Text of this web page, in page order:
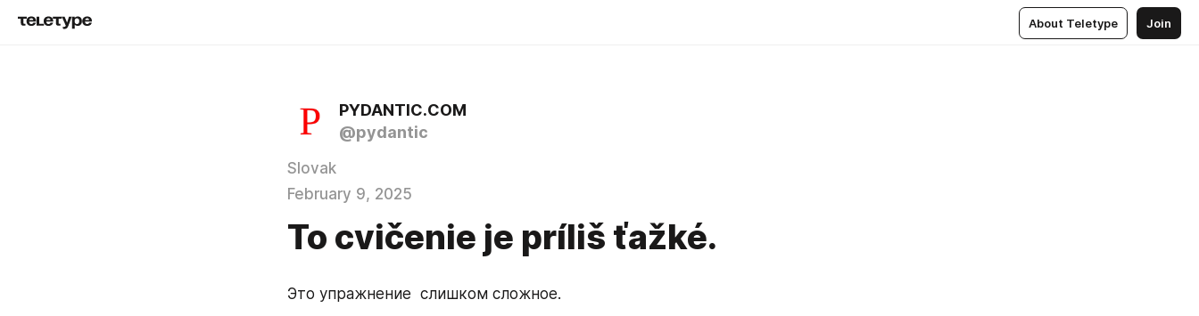
About Teletype Join
PYDANTIC.COM
@pydantic
Slovak
February 9, 2025
To cvičenie je príliš ťažké.
Это упражнение  слишком сложное.